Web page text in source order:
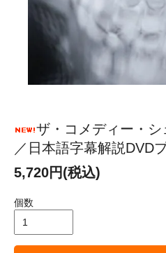
ザ・コメディー・
／日本語字幕解説DVD
5,720円(税込)
個数